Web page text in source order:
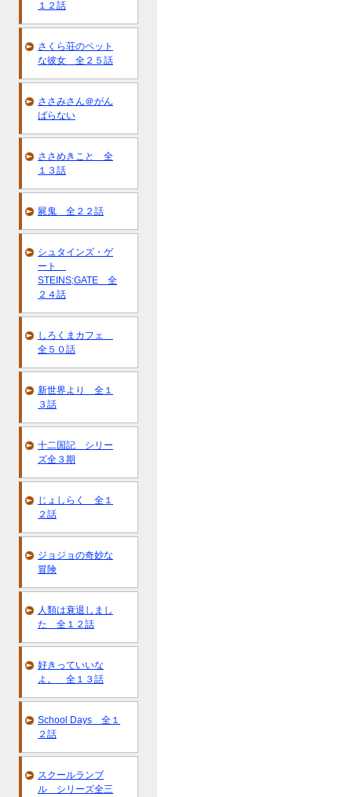
１２話
さくら荘のペット
な彼女 全２５話
ささみさん＠がん
ばらない
ささめきこと 全
１３話
屍鬼 全２２話
シュタインズ・ゲ
ート
STEINS;GATE 全
２４話
しろくまカフェ
全５０話
新世界より 全１
３話
十二国記 シリー
ズ全３期
じょしらく 全１
２話
ジョジョの奇妙な
冒険
人類は衰退しまし
た 全１２話
好きっていいな
よ。 全１３話
School Days 全１
２話
スクールランブ
ル シリーズ全三